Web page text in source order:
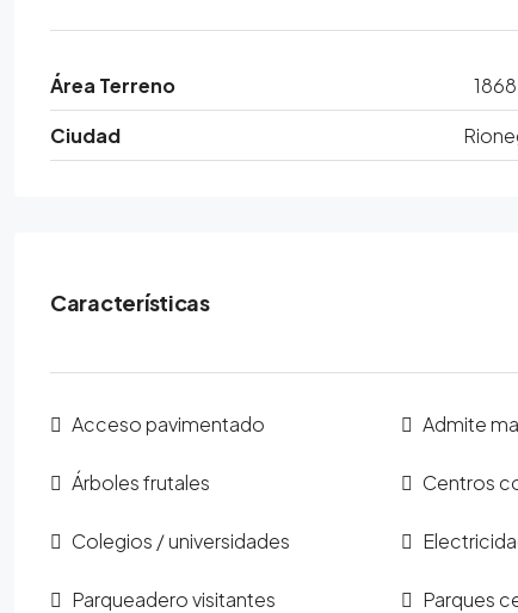
Área Terreno
Ciudad
Características
Acceso pavimentado Admite
Árboles frutales Centros
Colegios / universidades
Parqueadero visitantes Parques